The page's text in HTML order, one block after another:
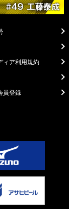
ィア利用規約
員登録